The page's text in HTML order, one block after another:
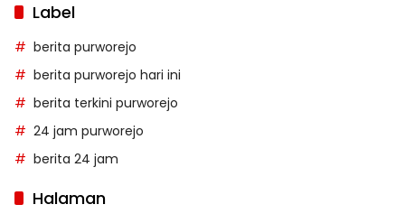
Label
berita purworejo
berita purworejo hari ini
berita terkini purworejo
24 jam purworejo
berita 24 jam
Halaman